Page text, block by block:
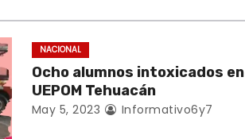
NACIONAL
Ocho alumnos intoxicados
UEPOM Tehuacán
May 5, 2023 Informativo6y7